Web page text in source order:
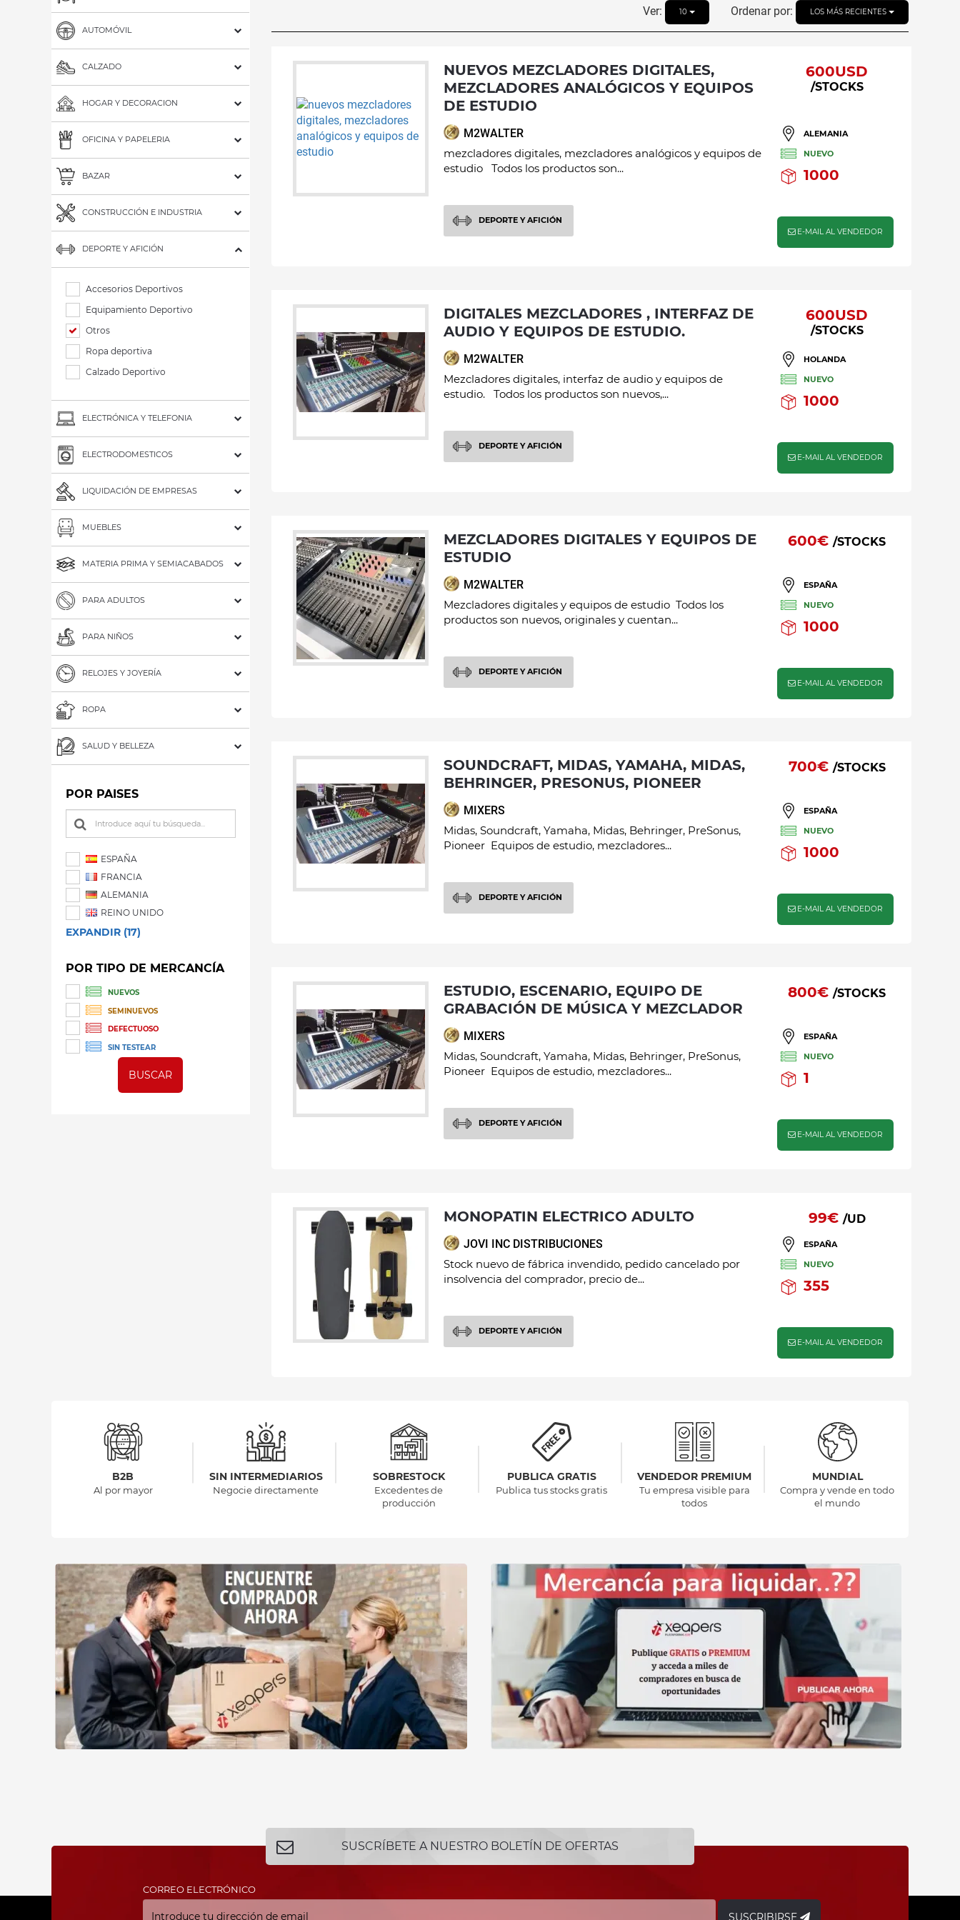
AUTOMÓVIL
CALZADO
HOGAR Y DECORACION
OFICINA Y PAPELERIA
BAZAR
CONSTRUCCIÓN E INDUSTRIA
DEPORTE Y AFICIÓN
Accesorios Deportivos
Equipamiento Deportivo
Otros
Ropa deportiva
Calzado Deportivo
ELECTRÓNICA Y TELEFONIA
ELECTRODOMESTICOS
LIQUIDACIÓN DE EMPRESAS
MUEBLES
MATERIA PRIMA Y SEMIACABADOS
PARA ADULTOS
PARA NIÑOS
RELOJES Y JOYERÍA
ROPA
SALUD Y BELLEZA
POR PAISES
ESPAÑA
FRANCIA
ALEMANIA
REINO UNIDO
EXPANDIR (17)
POR TIPO DE MERCANCÍA
NUEVOS
SEMINUEVOS
DEFECTUOSO
SIN TESTEAR
BUSCAR
Ordenar por: LOS MÁS RECIENTES
Ver: 10
NUEVOS MEZCLADORES DIGITALES,
MEZCLADORES ANALÓGICOS Y EQUIPOS
DE ESTUDIO
600USD
/STOCKS
M2WALTER
mezcladores digitales, mezcladores analógicos y equipos de
estudio Todos los productos son...
ALEMANIA
NUEVO
1000
DEPORTE Y AFICIÓN
E-MAIL AL VENDEDOR
DIGITALES MEZCLADORES , INTERFAZ DE
AUDIO Y EQUIPOS DE ESTUDIO.
600USD
/STOCKS
M2WALTER
Mezcladores digitales, interfaz de audio y equipos de
estudio. Todos los productos son nuevos,...
HOLANDA
NUEVO
1000
DEPORTE Y AFICIÓN
E-MAIL AL VENDEDOR
MEZCLADORES DIGITALES Y EQUIPOS DE
ESTUDIO
600€/STOCKS
M2WALTER
Mezcladores digitales y equipos de estudio Todos los
productos son nuevos, originales y cuentan...
ESPAÑA
NUEVO
1000
DEPORTE Y AFICIÓN
E-MAIL AL VENDEDOR
SOUNDCRAFT, MIDAS, YAMAHA, MIDAS,
BEHRINGER, PRESONUS, PIONEER
700€ /STOCKS
MIXERS
Midas, Soundcraft, Yamaha, Midas, Behringer, PreSonus,
Pioneer Equipos de estudio, mezcladores...
ESPAÑA
NUEVO
1000
DEPORTE Y AFICIÓN
E-MAIL AL VENDEDOR
ESTUDIO, ESCENARIO, EQUIPO DE
GRABACIÓN DE MÚSICA Y MEZCLADOR
800€/STOCKS
MIXERS
Midas, Soundcraft, Yamaha, Midas, Behringer, PreSonus,
Pioneer Equipos de estudio, mezcladores...
ESPAÑA
NUEVO
1
DEPORTE Y AFICIÓN
E-MAIL AL VENDEDOR
MONOPATIN ELECTRICO ADULTO 99€ /UD
JOVI INC DISTRIBUCIONES
Stock nuevo de fábrica invendido, pedido cancelado por
insolvencia del comprador, precio de...
ESPAÑA
NUEVO
355
DEPORTE Y AFICIÓN
E-MAIL AL VENDEDOR
B2B
Al por mayor
SIN INTERMEDIARIOS
Negocie directamente
SOBRESTOCK
Excedentes de
producción
PUBLICA GRATIS
Publica tus stocks gratis
VENDEDOR PREMIUM
Tu empresa visible para
todos
MUNDIAL
Compra y vende en todo
el mundo
SUSCRÍBETE A NUESTRO BOLETÍN DE OFERTAS
CORREO ELECTRÓNICO
SUSCRIBIRSE